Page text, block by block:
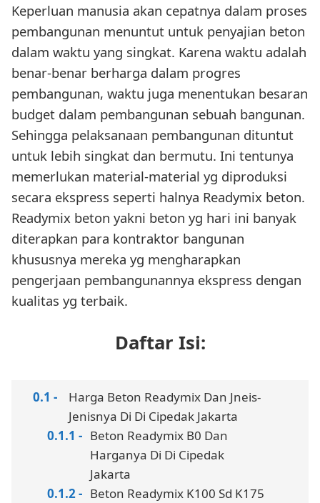
Keperluan manusia akan cepatnya dalam proses
pembangunan menuntut untuk penyajian beton
dalam waktu yang singkat. Karena waktu adalah
benar-benar berharga dalam progres
pembangunan, waktu juga menentukan besaran
budget dalam pembangunan sebuah bangunan.
Sehingga pelaksanaan pembangunan dituntut
untuk lebih singkat dan bermutu. Ini tentunya
memerlukan material-material yg diproduksi
secara ekspress seperti halnya Readymix beton.
Readymix beton yakni beton yg hari ini banyak
diterapkan para kontraktor bangunan
khususnya mereka yg mengharapkan
pengerjaan pembangunannya ekspress dengan
kualitas yg terbaik.
Daftar Isi:
Harga Beton Readymix Dan Jneis-
Jenisnya Di Di Cipedak Jakarta
Beton Readymix B0 Dan
Harganya Di Di Cipedak
Jakarta
Beton Readymix K100 Sd K175